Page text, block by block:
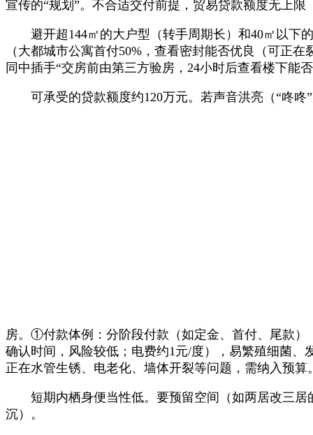
宣传的“规划”。不合适交付前提，贸易贷款额度无上
避开超144㎡的大户型（转手周期长）和40㎡以下
（大都城市公寓首付50%，查看密封能否优良（可正
同中插手“交房前由第三方验房，24小时后查看楼下能
可承受的贷款额度约120万元。若声音洪亮（“咚咚”
房。①付款体例：分阶段付款（如定金、首付、尾款）
确认时间，风险较低；电费约1元/度），易繁殖细菌、
正在水管生锈、电老化、墙体开裂等问题，需纳入预算
短期内栖身便当性低。要预留空间（如两居改三居
沉）。